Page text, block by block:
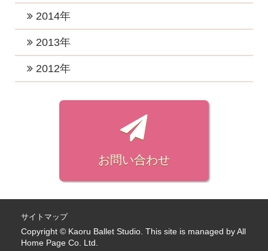
2022年2月 (2)
2022年1月 (2)
2021年2月 (2)
2021年1月 (3)
2020年3月 (4)
2020年2月 (1)
2020年1月 (4)
2019年4月 (2)
2019年2月 (4)
2019年1月 (3)
2018年7月 (1)
2018年6月 (2)
2018年4月 (2)
2018年3月 (3)
2017年10月 (4)
2017年9月 (4)
2017年8月 (3)
2017年7月 (6)
2017年5月 (6)
2016年10月 (4)
2016年9月 (3)
2016年8月 (3)
2016年1月 (2)
2015年12月 (2)
2015年10月 (1)
2015年9月 (1)
2015年1月 (1)
2014年
2014年12月 (2)
2014年4月 (1)
2014年3月 (2)
2013年
2013年11月 (1)
2012年
2012年3月 (3)
2012年1月 (3)
お問い合わせ
サイトマップ
Copyright © Kaoru Ballet Studio. This site is managed by All
Home Page Co. Ltd.